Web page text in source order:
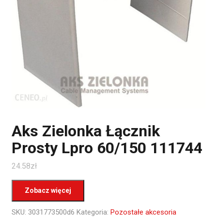
Aks Zielonka Łącznik
Prosty Lpro 60/150 111744
24.58zł
Zobacz więcej
SKU: 3031773500d6 Kategoria: Pozostałe akcesoria